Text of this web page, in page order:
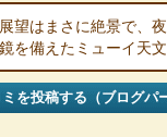
望はまさに絶景で、
を備えたミューイ天
を投稿する（ブログパ